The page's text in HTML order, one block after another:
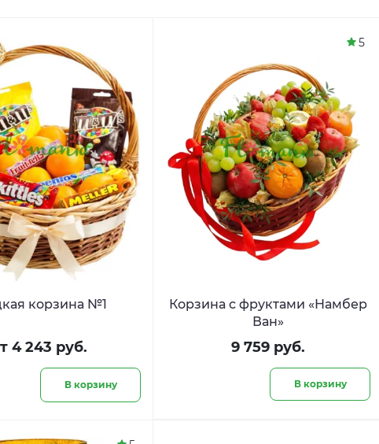
корзина №1
4 243 руб.
В корзину
Корзина с фруктами «Намбер
Ван»
9 759 руб.
В корзину
5